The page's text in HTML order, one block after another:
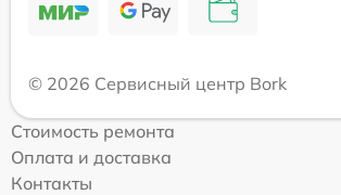
© 2026 Сервисный центр Bork
Стоимость ремонта
Оплата и доставка
Контакты